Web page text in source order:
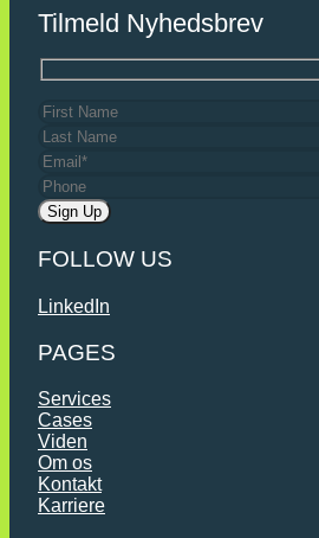
Tilmeld Nyhedsbrev
FOLLOW US
LinkedIn
PAGES
Services
Cases
Viden
Om os
Kontakt
Karriere